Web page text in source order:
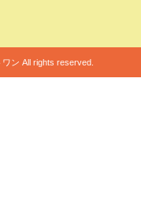
ン All rights reserved.